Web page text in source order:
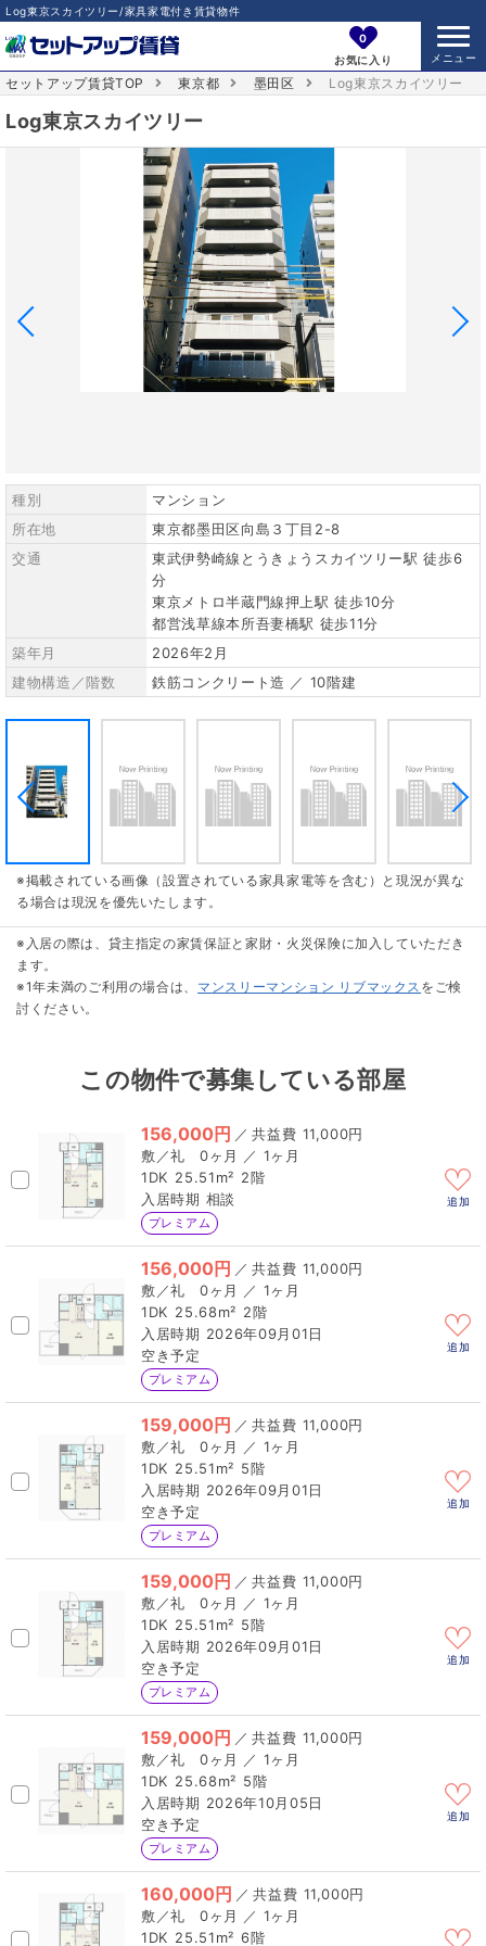
Log東京スカイツリー/家具家電付き賃貸物件
0
お気に入り
セットアップ賃貸TOP 東京都 墨田区 Log東京スカイツリー
Log東京スカイツリー
種別
マンション
所在地
東京都墨田区向島３丁目2-8
交通
東武伊勢崎線とうきょうスカイツリー駅 徒歩6
分
東京メトロ半蔵門線押上駅 徒歩10分
都営浅草線本所吾妻橋駅 徒歩11分
築年月
2026年2月
建物構造／階数
鉄筋コンクリート造 ／ 10階建
※掲載されている画像（設置されている家具家電等を含む）と現況が異な
る場合は現況を優先いたします。
※入居の際は、貸主指定の家賃保証と家財・火災保険に加入していただき
ます。
※1年未満のご利用の場合は、 マンスリーマンション リブマックス をご検
討ください。
この物件で募集している部屋
156,000円 ／
11,000円
0ヶ月 ／ 1ヶ月
1DK 25.51m² 2階
相談
プレミアム
追加
156,000円 ／
11,000円
0ヶ月 ／ 1ヶ月
1DK 25.68m² 2階
2026年09月01日
空き予定
プレミアム
追加
159,000円 ／
11,000円
0ヶ月 ／ 1ヶ月
1DK 25.51m² 5階
2026年09月01日
空き予定
プレミアム
追加
159,000円 ／
11,000円
0ヶ月 ／ 1ヶ月
1DK 25.51m² 5階
2026年09月01日
空き予定
プレミアム
追加
159,000円 ／
11,000円
0ヶ月 ／ 1ヶ月
1DK 25.68m² 5階
2026年10月05日
空き予定
プレミアム
追加
160,000円 ／
11,000円
0ヶ月 ／ 1ヶ月
1DK 25.51m² 6階